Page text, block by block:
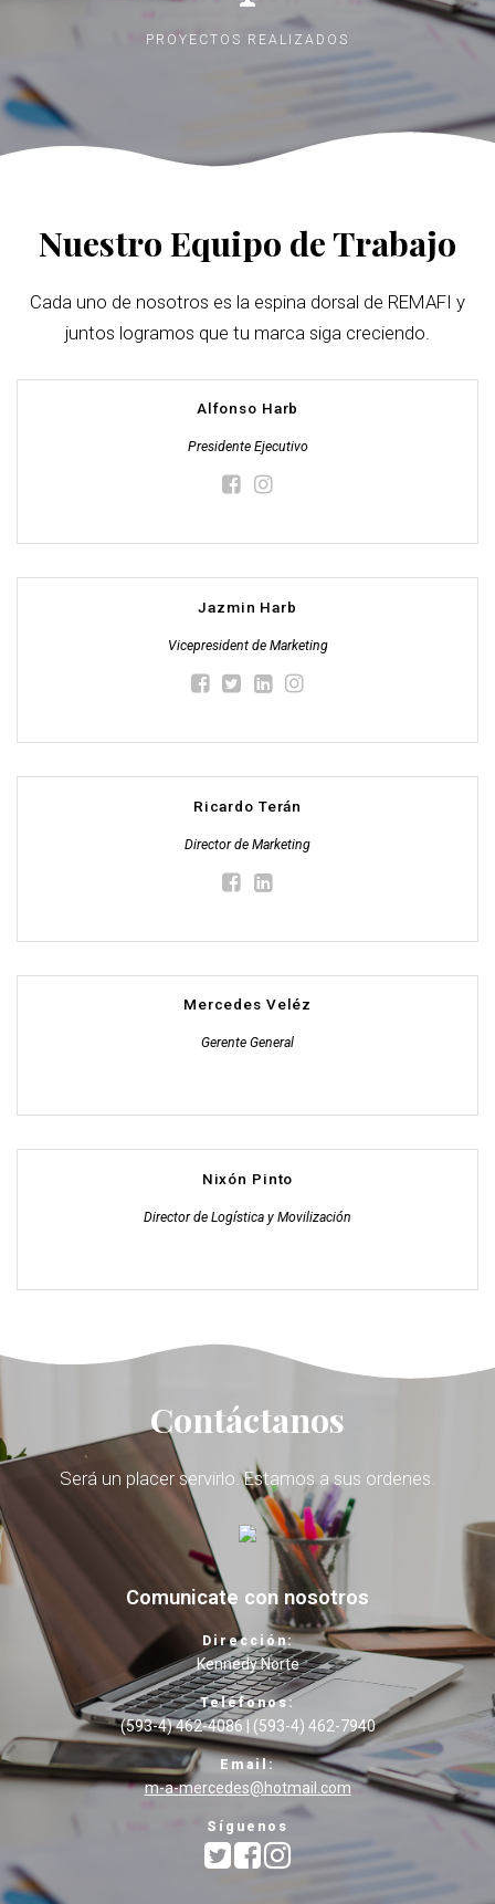
PROYECTOS REALIZADOS
Nuestro Equipo de Trabajo
Cada uno de nosotros es la espina dorsal de REMAFI y
juntos logramos que tu marca siga creciendo.
Alfonso Harb
Presidente Ejecutivo
Jazmin Harb
Vicepresident de Marketing
Ricardo Terán
Director de Marketing
Mercedes Veléz
Gerente General
Nixón Pinto
Director de Logística y Movilización
Contáctanos
Será un placer servirlo. Estamos a sus ordenes.
Comunicate con nosotros
Dirección:
Kennedy Norte
Teléfonos:
(593-4) 462-4086 | (593-4) 462-7940
Email:
m-a-mercedes@hotmail.com
Síguenos